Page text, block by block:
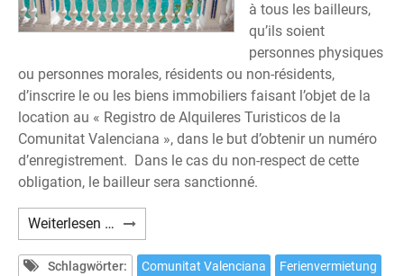
à tous les bailleurs,
qu’ils soient
personnes physiques
ou personnes morales, résidents ou non-résidents,
d’inscrire le ou les biens immobiliers faisant l’objet de la
location au « Registro de Alquileres Turisticos de la
Comunitat Valenciana », dans le but d’obtenir un numéro
d’enregistrement. Dans le cas du non-respect de cette
obligation, le bailleur sera sanctionné.
Weiterlesen … Avez-
vous
prévu
Schlagwörter: Comunitat Valenciana
Ferienvermietung